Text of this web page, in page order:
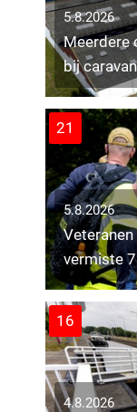
5.8.2026
Meerdere
bij
21
5.8.2026
vermiste
16
4.8.2026